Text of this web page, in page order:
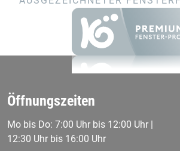
Öffnungszeiten
Mo bis Do: 7:00 Uhr bis 12:00 Uhr |
12:30 Uhr bis 16:00 Uhr